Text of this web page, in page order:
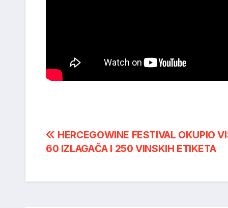
Post
navigation
HERCEGOWINE FESTIVAL OKUPIO
60 IZLAGAČA I 250 VINSKIH ETIKETA